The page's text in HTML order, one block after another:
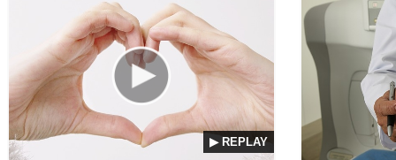
▶ REPLAY